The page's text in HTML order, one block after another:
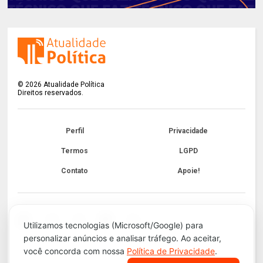
Utilizamos tecnologias (Microsoft/Google) para
personalizar anúncios e analisar tráfego. Ao aceitar,
você concorda com nossa Política de Privacidade.
©2026 Atualidade Política
Direitos reservados.
Perfil Privacidade
Termos LGPD
Contato Apoie!